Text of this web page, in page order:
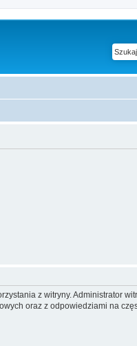
z witryny. Administrator
oraz z odpowiedziami na